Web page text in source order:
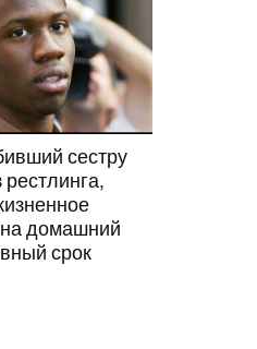
сестру
домашний
срок